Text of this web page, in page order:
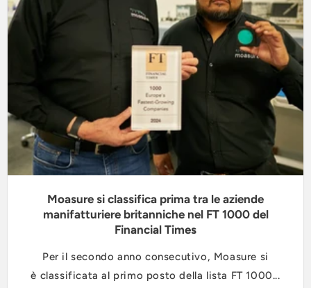
Moasure si classifica prima tra le aziende
manifatturiere britanniche nel FT 1000 del
Financial Times
Per il secondo anno consecutivo, Moasure si
è classificata al primo posto della lista FT 1000...